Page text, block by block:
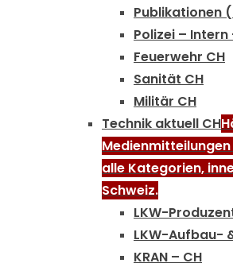
Publikationen
Polizei – Intern
Feuerwehr CH
Sanität CH
Militär CH
Technik aktuell CH
alle Kategorien,
Schweiz.
LKW-
LKW-Aufbau-
KRAN – CH